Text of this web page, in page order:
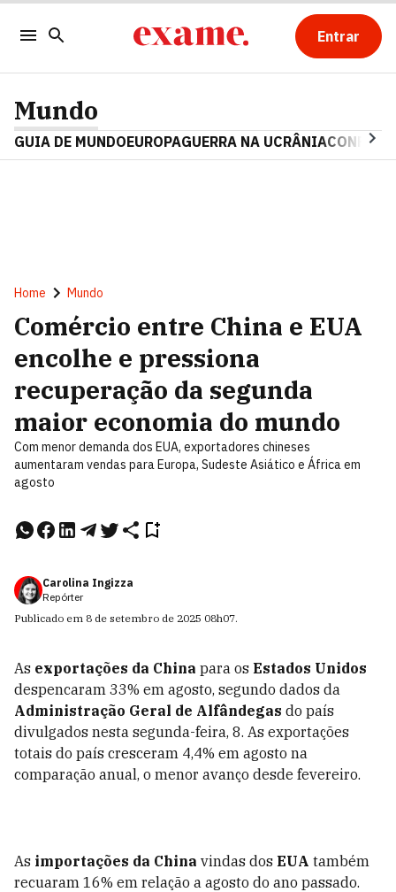
Entrar
Mundo
GUIA DE MUNDOEUROPAGUERRA NA UCRÂNIA
Home Mundo
Comércio entre China e EUA
encolhe e pressiona
recuperação da segunda
maior economia do mundo
Com menor demanda dos EUA, exportadores chineses
aumentaram vendas para Europa, Sudeste Asiático e África em
agosto
Carolina Ingizza
Repórter
Publicado em 8 de setembro de 2025 08h07.
As exportações da China para os Estados Unidos
despencaram 33% em agosto, segundo dados da
Administração Geral de Alfândegas do país
divulgados nesta segunda-feira, 8. As exportações
totais do país cresceram 4,4% em agosto na
comparação anual, o menor avanço desde fevereiro.
As importações da China vindas dos EUA também
recuaram 16% em relação a agosto do ano passado.